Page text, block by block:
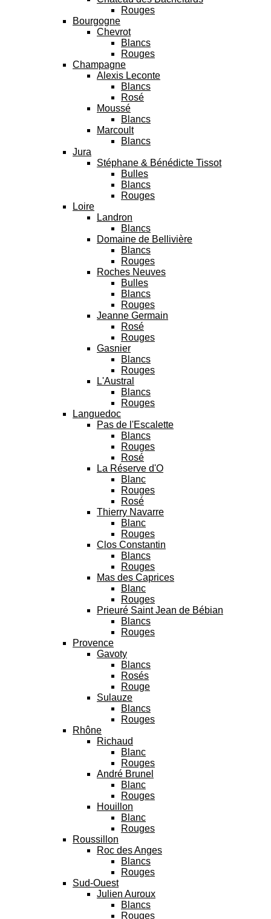
Rouges
Bourgogne
Chevrot
Blancs
Rouges
Champagne
Alexis Leconte
Blancs
Rosé
Moussé
Blancs
Marcoult
Blancs
Jura
Stéphane & Bénédicte Tissot
Bulles
Blancs
Rouges
Loire
Landron
Blancs
Domaine de Bellivière
Blancs
Rouges
Roches Neuves
Bulles
Blancs
Rouges
Jeanne Germain
Rosé
Rouges
Gasnier
Blancs
Rouges
L'Austral
Blancs
Rouges
Languedoc
Pas de l'Escalette
Blancs
Rouges
Rosé
La Réserve d'O
Blanc
Rouges
Rosé
Thierry Navarre
Blanc
Rouges
Clos Constantin
Blancs
Rouges
Mas des Caprices
Blanc
Rouges
Prieuré Saint Jean de Bébian
Blancs
Rouges
Provence
Gavoty
Blancs
Rosés
Rouge
Sulauze
Blancs
Rouges
Rhône
Richaud
Blanc
Rouges
André Brunel
Blanc
Rouges
Houillon
Blanc
Rouges
Roussillon
Roc des Anges
Blancs
Rouges
Sud-Ouest
Julien Auroux
Blancs
Rouges